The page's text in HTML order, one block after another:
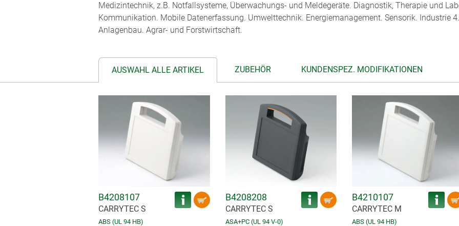
Medizintechnik, z.B. Notfallsysteme, Überwachungs- und Meldegeräte. Diagnostik, Therapie und
Kommunikation. Mobile Datenerfassung. Umwelttechnik. Energiemanagement. Sensorik. Industrie
Anlagenbau. Agrar- und Forstwirtschaft.
AUSWAHL ALLE ARTIKEL ZUBEHÖR KUNDENSPEZ. MODIFIKATIONEN
B4208107
CARRYTEC S
ABS (UL 94 HB)
B4208208
CARRYTEC S
ASA+PC (UL 94 V-0)
B4210107
CARRYTEC M
ABS (UL 94 HB)